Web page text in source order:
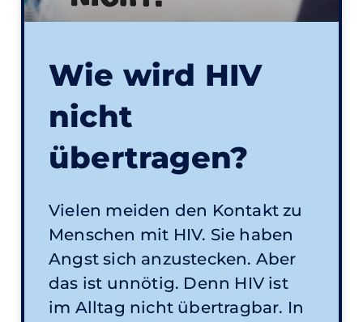
Wie wird HIV
nicht
übertragen?
Vielen meiden den Kontakt zu
Menschen mit HIV. Sie haben
Angst sich anzustecken. Aber
das ist unnötig. Denn HIV ist
im Alltag nicht übertragbar. In